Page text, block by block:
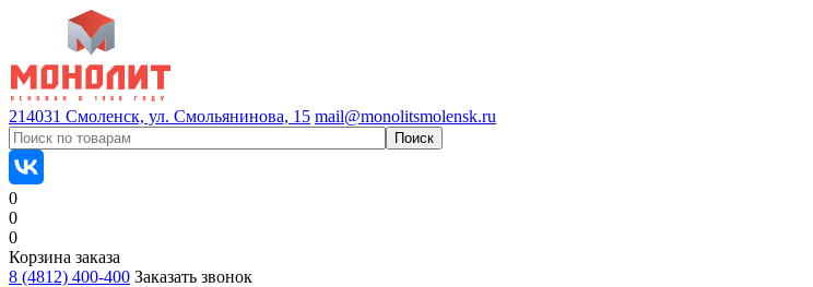
214031 Смоленск, ул. Смольянинова, 15 mail@monolitsmolensk.ru
0
0
0
Корзина заказа
8 (4812) 400-400 Заказать звонок